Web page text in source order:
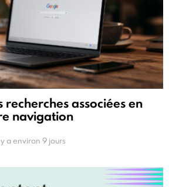
recherches associées en
navigation
a environ 9 jours